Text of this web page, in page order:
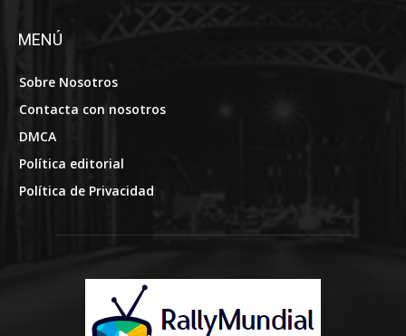
MENÚ
Sobre Nosotros
Contacta con nosotros
DMCA
Política editorial
Política de Privacidad